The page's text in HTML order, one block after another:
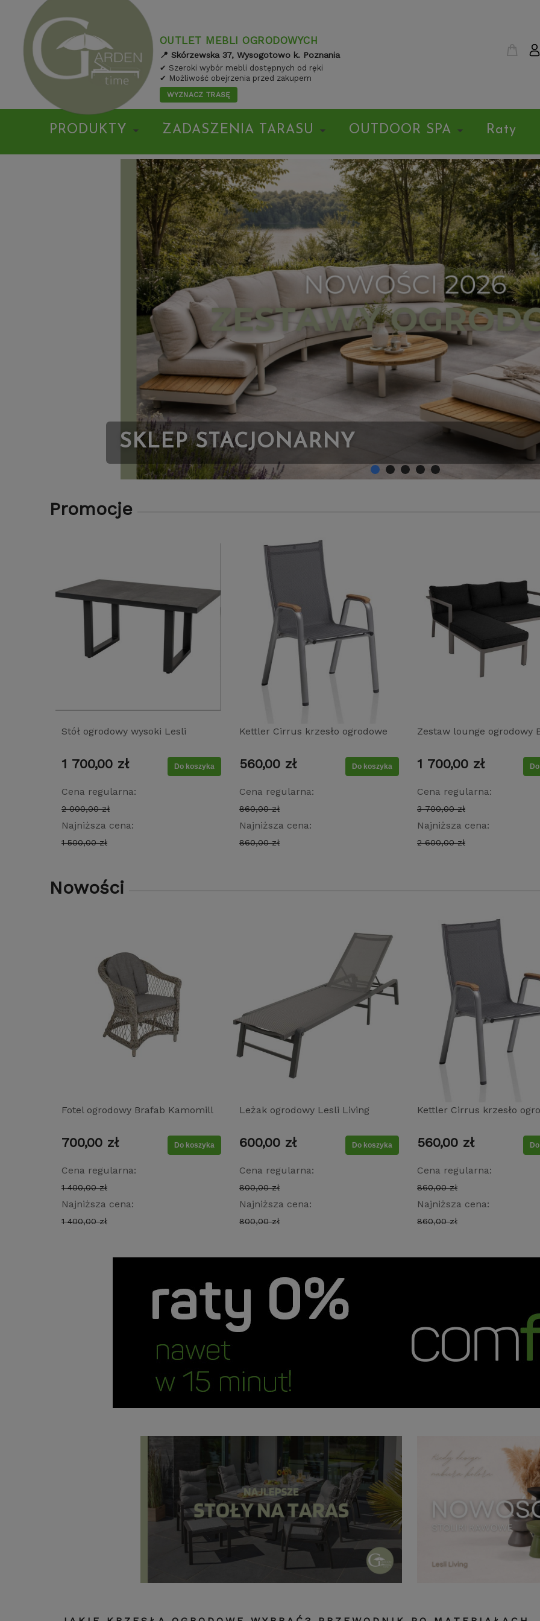
OUTLET MEBLI OGRODOWYCH
📍 Skórzewska 37, Wysogotowo k. Poznania
✔ Szeroki wybór mebli dostępnych od ręki
✔ Możliwość obejrzenia przed zakupem
WYZNACZ TRASĘ
PRODUKTY ZADASZENIA TARASU OUTDOOR SPA Raty
Promocje
Stół ogrodowy wysoki Lesli
– aluminium i blat ceramiczny
1 700,00 zł
Cena regularna:
2 000,00 zł
Najniższa cena:
1 500,00 zł
Do koszyka
Kettler Cirrus krzesło ogrodowe
teakowymi podłokietnikami –
560,00 zł
Cena regularna:
860,00 zł
Najniższa cena:
860,00 zł
Do koszyka
Zestaw lounge ogrodowy
narożnik z funkcją
(khaki / nearly black)
1 700,00 zł
Cena regularna:
3 700,00 zł
Najniższa cena:
2 600,00 zł
SKLEP STA
Nowości
Fotel ogrodowy Brafab Kamomill
olefinową beżowy
700,00 zł
Cena regularna:
1 400,00 zł
Najniższa cena:
1 400,00 zł
Do koszyka
Leżak ogrodowy Lesli Living
regulowanym oparciem 193 × 56
600,00 zł
Cena regularna:
800,00 zł
Najniższa cena:
800,00 zł
Do koszyka
Kettler Cirrus krzesło
teakowymi
560,00 zł
Cena regularna:
860,00 zł
Najniższa cena:
860,00 zł